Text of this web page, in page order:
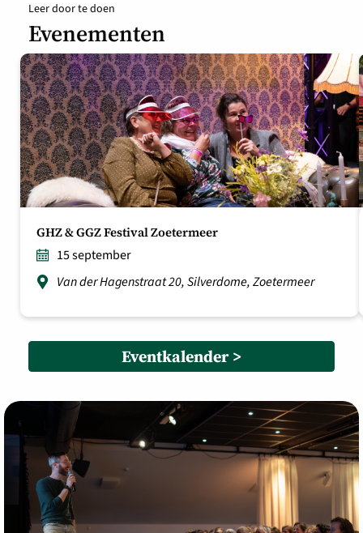
Leer door te doen
Evenementen
GHZ & GGZ Festival Zoetermeer
15 september
Van der Hagenstraat 20, Silverdome, Zoetermeer
Eventkalender